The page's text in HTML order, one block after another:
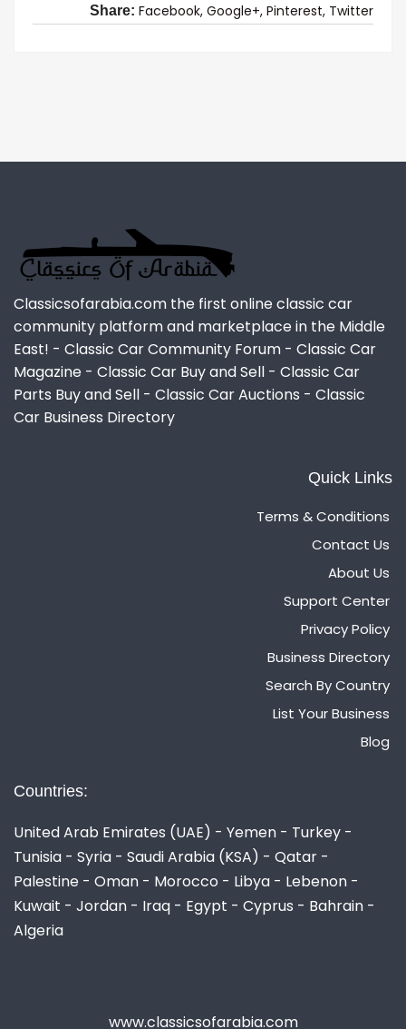
Share: Facebook, Google+, Pinterest, Twitter
Classicsofarabia.com the first online classic car
community platform and marketplace in the Middle
East! - Classic Car Community Forum - Classic Car
Magazine - Classic Car Buy and Sell - Classic Car
Parts Buy and Sell - Classic Car Auctions - Classic
Car Business Directory
Quick Links
Terms & Conditions
Contact Us
About Us
Support Center
Privacy Policy
Business Directory
Search By Country
List Your Business
Blog
Countries:
United Arab Emirates (UAE) - Yemen - Turkey -
Tunisia - Syria - Saudi Arabia (KSA) - Qatar -
Palestine - Oman - Morocco - Libya - Lebenon -
Kuwait - Jordan - Iraq - Egypt - Cyprus - Bahrain -
Algeria
www.classicsofarabia.com